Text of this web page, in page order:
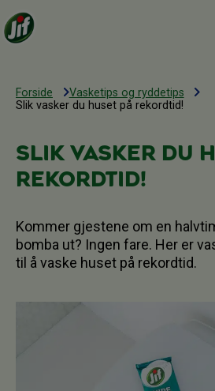
Forside
Vasketips og ryddetips
Slik vasker du huset på rekordtid!
Slik vasker du
rekordtid!
Kommer gjestene om en
bomba ut? Ingen fare. Her er
til å vaske huset på rekordtid.